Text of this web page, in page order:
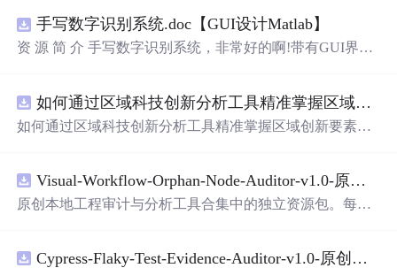
手写数字识别系统.doc【GUI设计Matlab】
资 源 简 介 手写数字识别系统，非常好的啊!带有GUI界
带有直观的图形用户界面（GUI），非常容易使用。你只
需要将手写数字输入系统，它将立即给出准确的识别结
是一个非常方便和实用的工具，你一定会喜欢它的！
如何通过区域科技创新分析工具精准掌握区域创新要素分布与产业链融合现状？.docx
如何通过区域科技创新分析工具精准掌握区域创新要素分
Visual-Workflow-Orphan-Node-Auditor-v1.0-原创源码与文档.zip
原创本地工程审计与分析工具合集中的独立资源包。每个
README、运行说明、功能清单、MIT License及原创与授
Cypress-Flaky-Test-Evidence-Auditor-v1.0-原创源码与文档.zip